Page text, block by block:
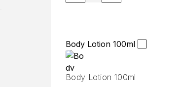
Body Lotion 100ml
Body Lotion 100ml